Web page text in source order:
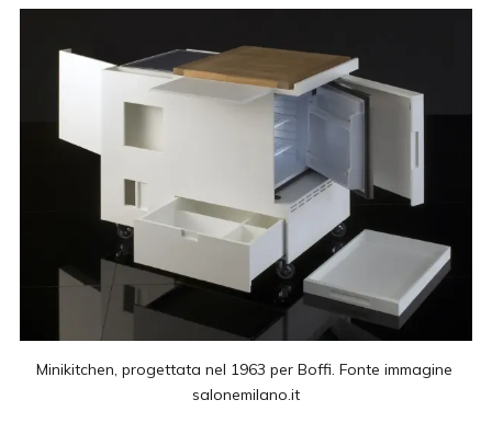
salonemilano.it